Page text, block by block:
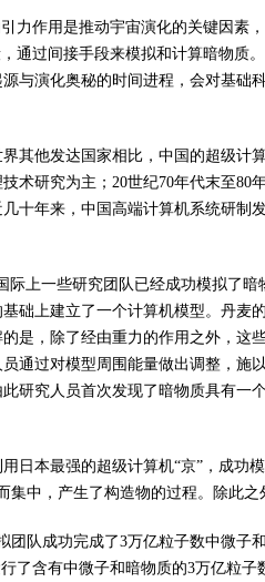
力作用是推动宇宙演化的关键因素
通过间接手段来模拟和计算暗物质
与演化奥秘的时间进程，会对基础
其他发达国家相比，中国的超级计
术研究为主；20世纪70年代末至
十年来，中国高端计算机系统研
上一些研究团队已经成功模拟了
础上建立了一个计算机模型。丹麦
是，除了经由重力的作用之外，
通过对模型周围能量做出调整，施
研究人员首次发现了暗物质具有
日本最强的超级计算机“京”，成
中，产生了构造物的过程。除此
团队成功完成了3万亿粒子数中微
了含有中微子和暗物质的3万亿粒